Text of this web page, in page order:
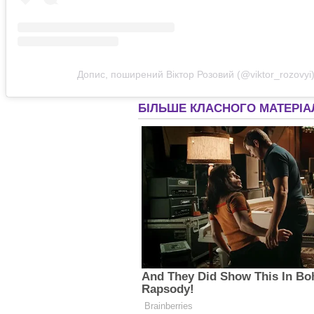
Допис, поширений Віктор Розовий (@viktor_rozovyi)